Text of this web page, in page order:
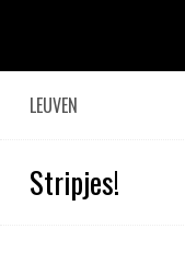
n
LEUVEN
Stripjes!